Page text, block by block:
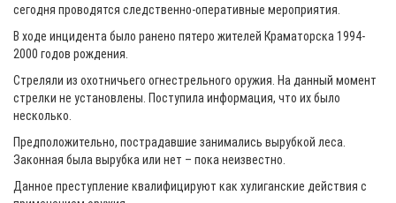
сегодня проводятся следственно-оперативные мероприятия.
В ходе инцидента было ранено пятеро жителей Краматорска 1994-
2000 годов рождения.
Стреляли из охотничьего огнестрельного оружия. На данный момент
стрелки не установлены. Поступила информация, что их было
несколько.
Предположительно, пострадавшие занимались вырубкой леса.
Законная была вырубка или нет – пока неизвестно.
Данное преступление квалифицируют как хулиганские действия с